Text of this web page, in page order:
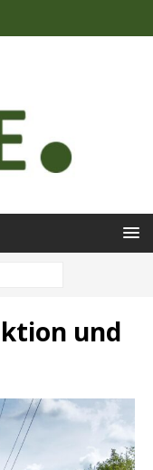
und